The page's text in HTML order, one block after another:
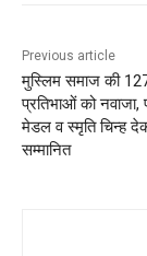
Previous article
मुस्लिम समाज की
प्रतिभाओं को नवाजा,
मेडल व स्मृति चिन्ह
सम्मानित